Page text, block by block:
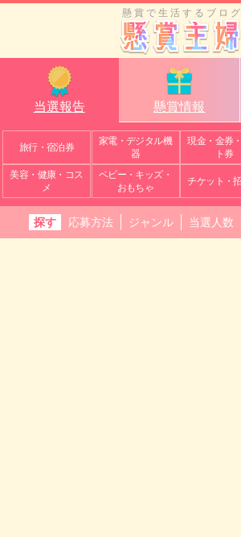
懸賞で生活するブログ
当選報告 懸賞情報
旅行・宿泊券
家電・デジタル機
器
現金・金券
ト券
美容・健康・コス
メ
ベビー・キッズ・
おもちゃ
チケット・
探す 応募方法 ジャンル 当選人数